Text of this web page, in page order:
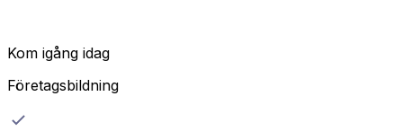
Kom igång idag
Företagsbildning